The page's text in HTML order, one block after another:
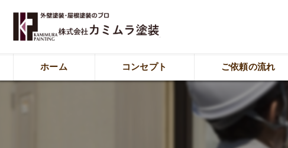
ホーム コンセプト ご依頼の流れ